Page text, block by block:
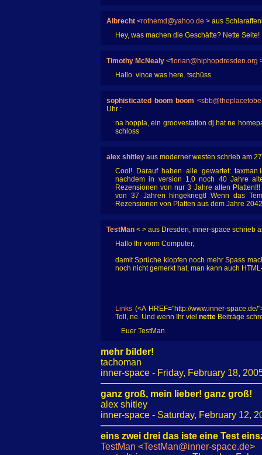
Albrecht <rothemd@yahoo.de > aus
Hey, was machen die Geschäfte? Nette Seite!
Timothy McNealy <florian@hiphopdresden.org
Hallo. vince was here. tschüss.
sophisticated boom boom <
Uhr :
na hoppla, ein groovestation dj hat ne
schloss
alex shitley aus moderner westen schrieb am
Cool! Darauf haben alle gewartet:
nachdem in version 1.0 noch 40 Jahre
Rezensionen von nur 3 Jahre alten
von 37 Jahren hingekriegt! Wenn das
Rezensionen von Platten aus dem Jahre
TestMan < > aus Dresden, inner-space schrieb
Hallo Ihr vorm Computer,
damit Sprüche klopfen noch mehr Spass
noch nicht gemerkt hat, man kann auch
Links (<A HREF="http://www.inner-
Toll, ne. Und wenn Ihr viel nette Beiträge
Euer TestMan
mehr bilder!
tachoman
inner-space - Friday, February 18,
ganz groß, mein lieber! ganz groß!
alex shitley
inner-space - Saturday, February 12,
eins zwei drei das iste eine Test
TestMan <TestMan@inner-space.de>